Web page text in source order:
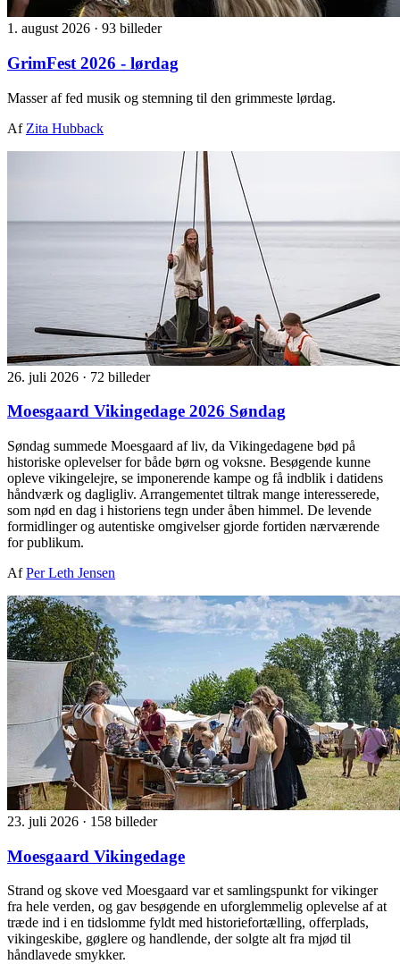
1. august 2026 · 93 billeder
GrimFest 2026 - lørdag
Masser af fed musik og stemning til den grimmeste lørdag.
Af Zita Hubback
26. juli 2026 · 72 billeder
Moesgaard Vikingedage 2026 Søndag
Søndag summede Moesgaard af liv, da Vikingedagene bød på
historiske oplevelser for både børn og voksne. Besøgende kunne
opleve vikingelejre, se imponerende kampe og få indblik i datidens
håndværk og dagligliv. Arrangementet tiltrak mange interesserede,
som nød en dag i historiens tegn under åben himmel. De levende
formidlinger og autentiske omgivelser gjorde fortiden nærværende
for publikum.
AfPer Leth Jensen
23. juli 2026 · 158 billeder
Moesgaard Vikingedage
Strand og skove ved Moesgaard var et samlingspunkt for vikinger
fra hele verden, og gav besøgende en uforglemmelig oplevelse af at
træde ind i en tidslomme fyldt med historiefortælling, offerplads,
vikingeskibe, gøglere og handlende, der solgte alt fra mjød til
håndlavede smykker.